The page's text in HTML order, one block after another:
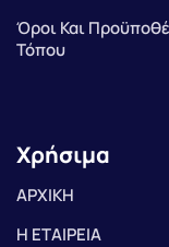
Όροι Και
Τόπου
Χρήσιμα
ΑΡΧΙΚΗ
Η ΕΤΑΙΡΕΙΑ